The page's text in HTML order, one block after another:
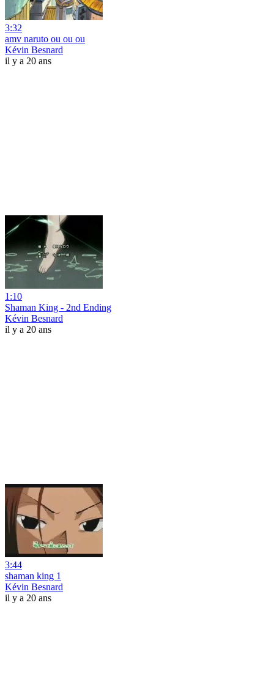
3:32
amv naruto ou ou ou
Kévin Besnard
il y a 20 ans
1:10
Shaman King - 2nd Ending
Kévin Besnard
il y a 20 ans
3:44
shaman king 1
Kévin Besnard
il y a 20 ans